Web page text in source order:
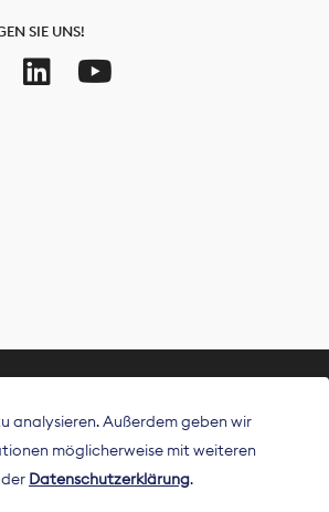
SIE UNS!
analysieren. Außerdem geben wir
möglicherweise mit weiteren
Datenschutzerklärung.